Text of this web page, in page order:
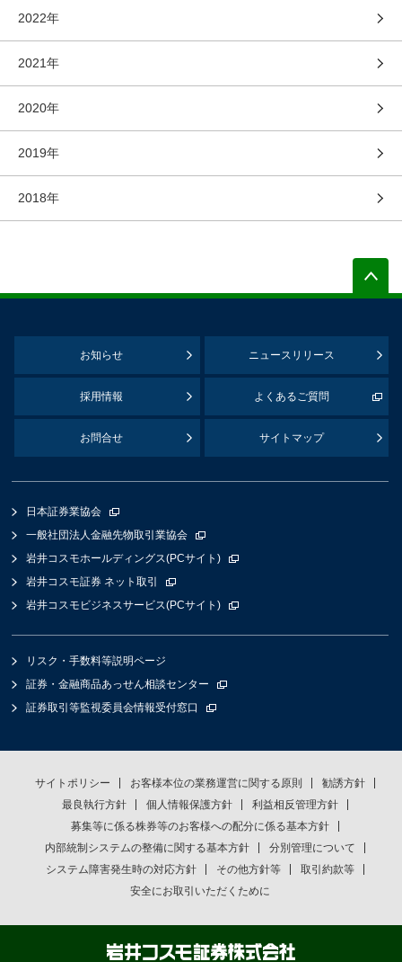
2022年
2021年
2020年
2019年
2018年
お知らせ ニュースリリース
採用情報 よくあるご質問
お問合せ サイトマップ
日本証券業協会
一般社団法人金融先物取引業協会
岩井コスモホールディングス(PCサイト)
岩井コスモ証券 ネット取引
岩井コスモビジネスサービス(PCサイト)
リスク・手数料等説明ページ
証券・金融商品あっせん相談センター
証券取引等監視委員会情報受付窓口
サイトポリシー お客様本位の業務運営に関する原則
勧誘方針
最良執行方針
個人情報保護方針
利益相反管理方針
募集等に係る株券等のお客様への配分に係る基本方針
内部統制システムの整備に関する基本方針
分別管理について
システム障害発生時の対応方針
その他方針等
取引約款等
安全にお取引いただくために